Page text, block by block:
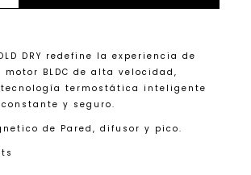
DRY redefine la experiencia de
motor BLDC de alta velocidad,
tecnología termostática inteligente
y seguro.
de Pared, difusor y pico.